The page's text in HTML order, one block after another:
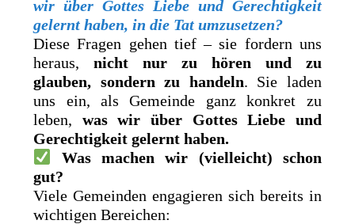
wir über Gottes Liebe und Gerechtigkeit
gelernt haben, in die Tat umzusetzen?
Diese Fragen gehen tief – sie fordern uns
heraus,nicht nur zu hören und zu
glauben, sondern zu handeln. Sie laden
uns ein, als Gemeinde ganz konkret zu
leben, was wir über Gottes Liebe und
Gerechtigkeit gelernt haben.
Was machen wir (vielleicht) schon
gut?
Viele Gemeinden engagieren sich bereits in
wichtigen Bereichen: